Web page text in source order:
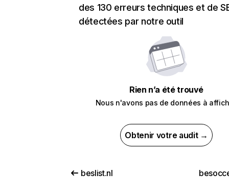
des 130 erreurs techniques et de
détectées par notre outil
Rien n’a été trouvé
Nous n'avons pas de données à
Obtenir votre audit →
beslist.nl